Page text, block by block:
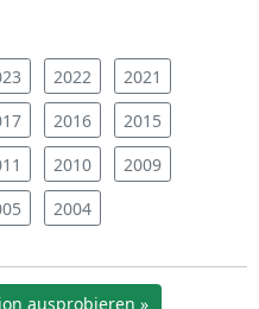
2022
2021
2016
2015
2010
2009
2004
ausprobieren »